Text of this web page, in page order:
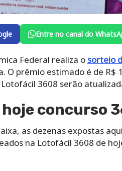
Entre no canal do
Federal realiza o sorteio
O prêmio estimado é de
3608 serão
concurso
as dezenas expostas
na Lotofácil 3608 de